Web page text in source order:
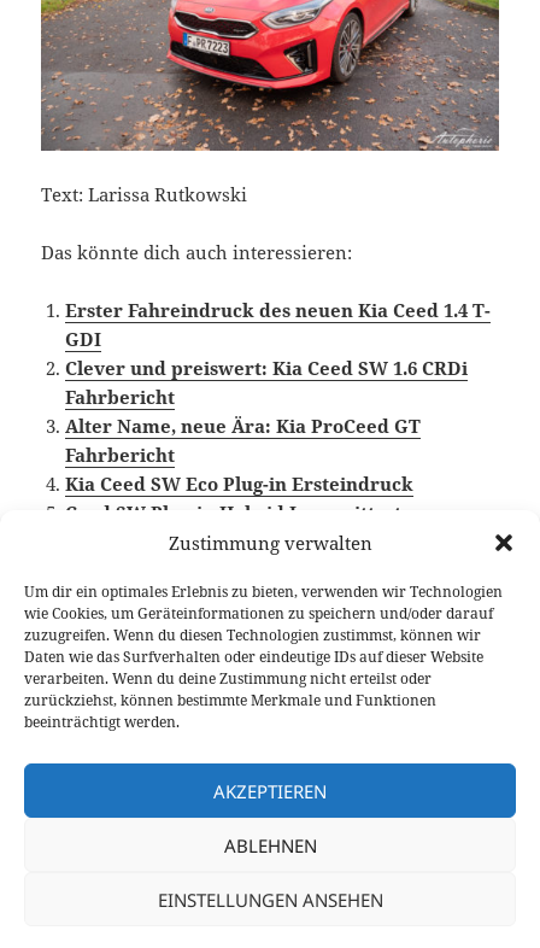
Zustimmung verwalten
Um dir ein optimales Erlebnis zu bieten, verwenden wir Technologien
wie Cookies, um Geräteinformationen zu speichern und/oder darauf
zuzugreifen. Wenn du diesen Technologien zustimmst, können wir
Daten wie das Surfverhalten oder eindeutige IDs auf dieser Website
verarbeiten. Wenn du deine Zustimmung nicht erteilst oder
zurückziehst, können bestimmte Merkmale und Funktionen
beeinträchtigt werden.
AKZEPTIEREN
ABLEHNEN
EINSTELLUNGEN ANSEHEN
Text: Larissa Rutkowski
Das könnte dich auch interessieren:
Erster Fahreindruck des neuen Kia Ceed 1.4 T-
GDI
Clever und preiswert: Kia Ceed SW 1.6 CRDi
Fahrbericht
Alter Name, neue Ära: Kia ProCeed GT
Fahrbericht
Kia Ceed SW Eco Plug-in Ersteindruck
Ceed SW Plug-in Hybrid Langzeittest
Veröffentlicht
am
20. November 2020 Autor
Larissa Rutkowski Kategorien
Fahrberichte
Schlagwörter
Kia Ceed,Video Fahrbericht
Beitragsnavigation
VORHERIGER
Vorheriger
Beitrag:
Seat Tarraco FR Test: was bringt der 200
PS Diesel?
Testfahrt im Range Rover Evoque P300e